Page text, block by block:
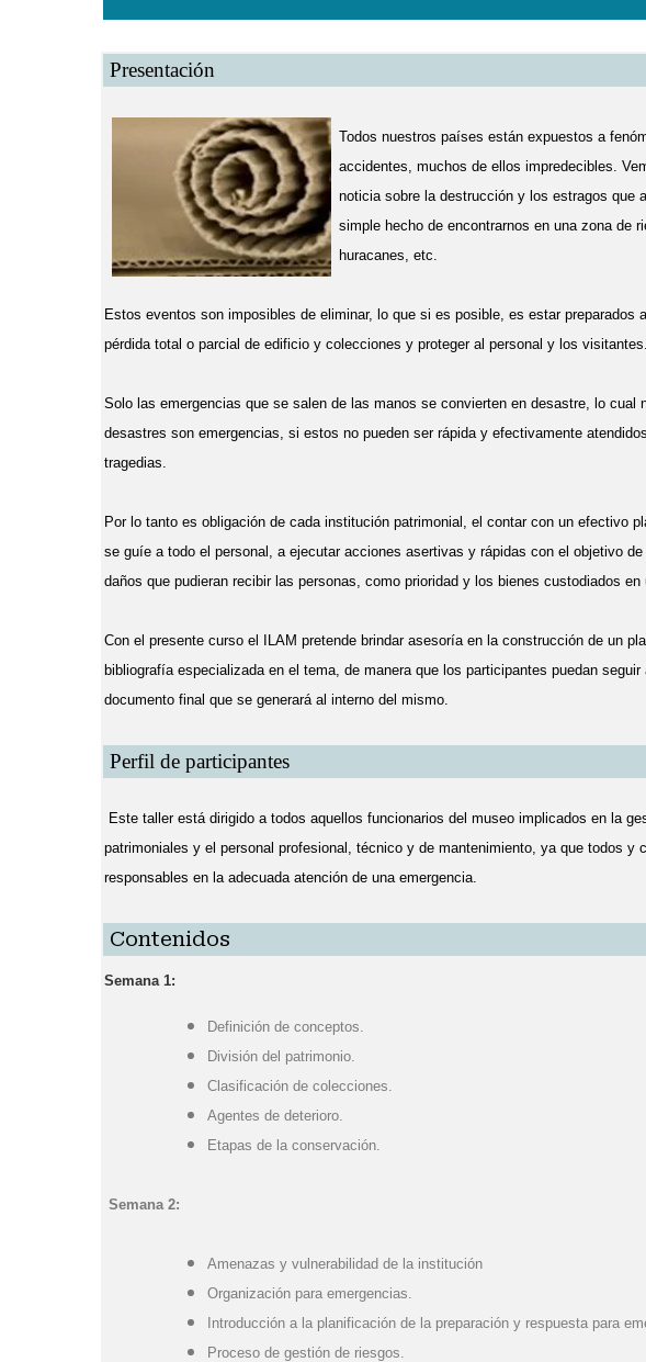
Presentación
Todos nuestros países están expuestos a
accidentes, muchos de ellos impredecibles.
noticia sobre la destrucción y los estragos que
simple hecho de encontrarnos en una zona de
huracanes, etc.
Estos eventos son imposibles de eliminar, lo que si es posible, es estar preparados
pérdida total o parcial de edificio y colecciones y proteger al personal y los visitantes.
Solo las emergencias que se salen de las manos se convierten en desastre, lo cual
desastres son emergencias, si estos no pueden ser rápida y efectivamente
tragedias.
Por lo tanto es obligación de cada institución patrimonial, el contar con un efectivo
se guíe a todo el personal, a ejecutar acciones asertivas y rápidas con el objetivo
daños que pudieran recibir las personas, como prioridad y los bienes custodiados en
Con el presente curso el ILAM pretende brindar asesoría en la construcción de un
bibliografía especializada en el tema, de manera que los participantes puedan seguir
documento final que se generará al interno del mismo.
Perfil de participantes
Este taller está dirigido a todos aquellos funcionarios del museo implicados en la
patrimoniales y el personal profesional, técnico y de mantenimiento, ya que todos y
responsables en la adecuada atención de una emergencia.
Contenidos
Semana 1:
Definición de conceptos.
División del patrimonio.
Clasificación de colecciones.
Agentes de deterioro.
Etapas de la conservación.
Semana 2:
Amenazas y vulnerabilidad de la institución
Organización para emergencias.
Introducción a la planificación de la preparación y respuesta para
Proceso de gestión de riesgos.